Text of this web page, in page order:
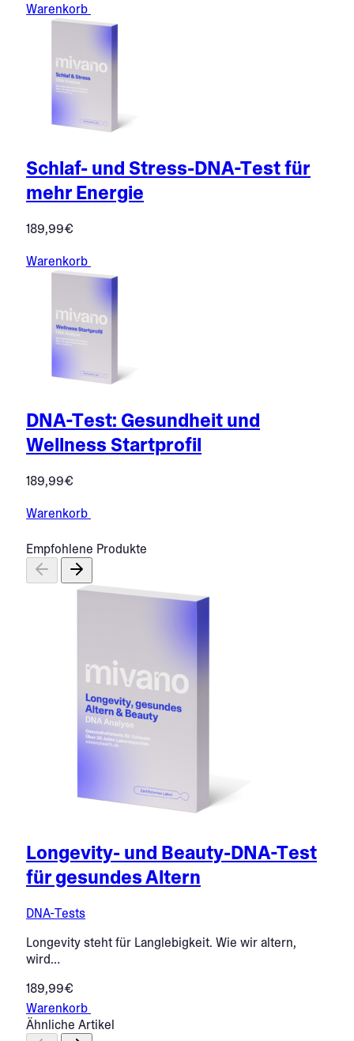
Warenkorb
Schlaf- und Stress-DNA-Test für
mehr Energie
189,99€
Warenkorb
DNA-Test: Gesundheit und
Wellness Startprofil
189,99€
Warenkorb
Empfohlene Produkte
Longevity- und Beauty-DNA-Test
für gesundes Altern
DNA-Tests
Longevity steht für Langlebigkeit. Wie wir altern,
wird…
189,99€
Warenkorb
Ähnliche Artikel